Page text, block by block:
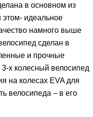
в основном из
идеальное
намного выше
сделан в
и прочные
х колесный велосипед
на колесах EVA для
велосипеда – в его